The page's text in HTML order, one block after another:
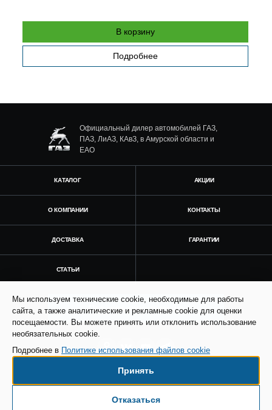
В корзину
Подробнее
Официальный дилер автомобилей ГАЗ,
ПАЗ, ЛиАЗ, КАвЗ, в Амурской области и
ЕАО
КАТАЛОГ АКЦИИ
О КОМПАНИИ КОНТАКТЫ
ДОСТАВКА ГАРАНТИИ
СТАТЬИ
Получить консультацию
© Все права защищены. Информация сайта
Мы используем технические cookie, необходимые для работы
сайта, а также аналитические и рекламные cookie для оценки
посещаемости. Вы можете принять или отклонить использование
необязательных cookie.
Подробнее в Политике использования файлов cookie
Принять
Отказаться